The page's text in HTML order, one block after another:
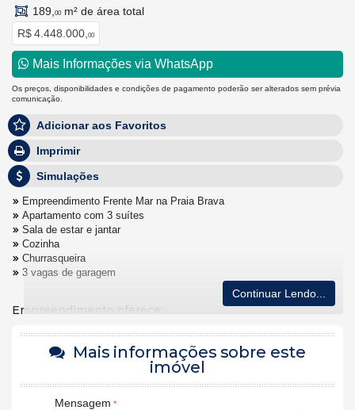
189, 00 m² de área total
R$ 4.448.000, 00
Mais Informações via WhatsApp
Os preços, disponibilidades e condições de pagamento poderão ser alterados sem prévia
comunicação.
Adicionar aos Favoritos
Imprimir
Simulações
Empreendimento Frente Mar na Praia Brava
Apartamento com 3 suítes
Sala de estar e jantar
Cozinha
Churrasqueira
3 vagas de garagem
Empreendimento oferece:
Espaço gourmet
Sala de jogos
Continuar Lendo...
Mais informações sobre este
imóvel
Mensagem